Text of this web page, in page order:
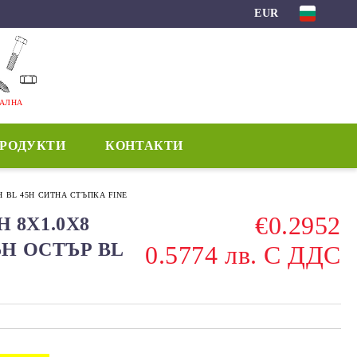
EUR
КОНТАКТИ
BL 45H СИТНА СТЪПКА FINE
ОСТЪР BL
€0.2952
0.5774 лв. С ДДС